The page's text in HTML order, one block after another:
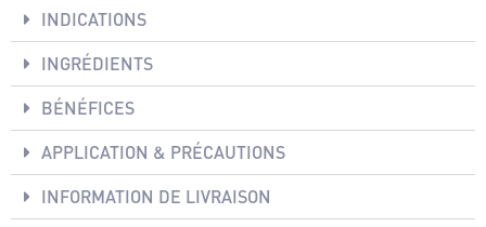
INDICATIONS
INGRÉDIENTS
BÉNÉFICES
APPLICATION & PRÉCAUTIONS
INFORMATION DE LIVRAISON